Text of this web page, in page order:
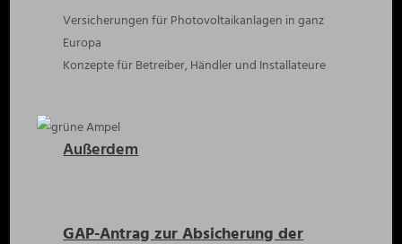
Versicherungen für Photovoltaikanlagen in ganz
Europa
Konzepte für Betreiber, Händler und Installateure
Außerdem
GAP-Antrag zur Absicherung der